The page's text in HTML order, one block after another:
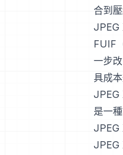
合到
JPEG
FUIF
一步
具成
JPEG
是一
JPEG
JPEG